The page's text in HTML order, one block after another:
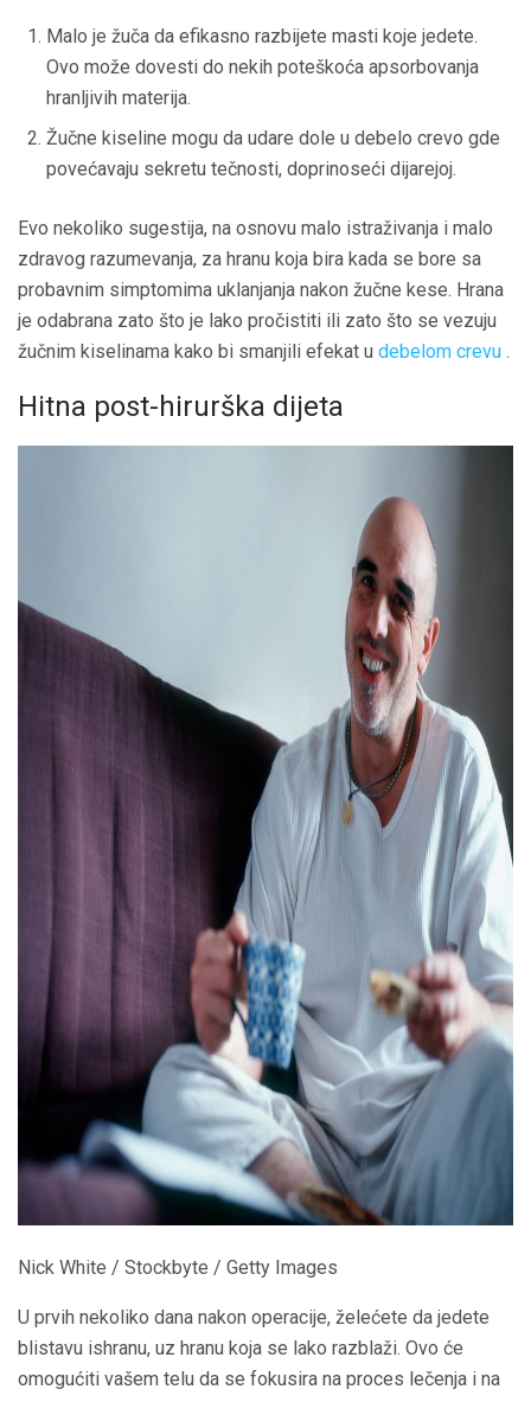
Malo je žuča da efikasno razbijete masti koje jedete.
Ovo može dovesti do nekih poteškoća apsorbovanja
hranljivih materija.
Žučne kiseline mogu da udare dole u debelo crevo gde
povećavaju sekretu tečnosti, doprinoseći dijarejoj.
Evo nekoliko sugestija, na osnovu malo istraživanja i malo
zdravog razumevanja, za hranu koja bira kada se bore sa
probavnim simptomima uklanjanja nakon žučne kese. Hrana
je odabrana zato što je lako pročistiti ili zato što se vezuju
žučnim kiselinama kako bi smanjili efekat u debelom crevu .
Hitna post-hirurška dijeta
ad
Nick White / Stockbyte / Getty Images
U prvih nekoliko dana nakon operacije, želećete da jedete
blistavu ishranu, uz hranu koja se lako razblaži. Ovo će
omogućiti vašem telu da se fokusira na proces lečenja i na